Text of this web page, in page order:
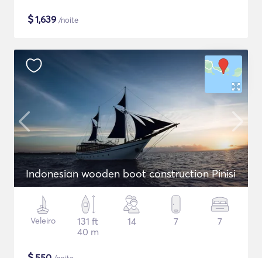
$1,639 /noite
Indonesian wooden boot construction Pinisi
Veleiro
131 ft
40 m
14 7 7